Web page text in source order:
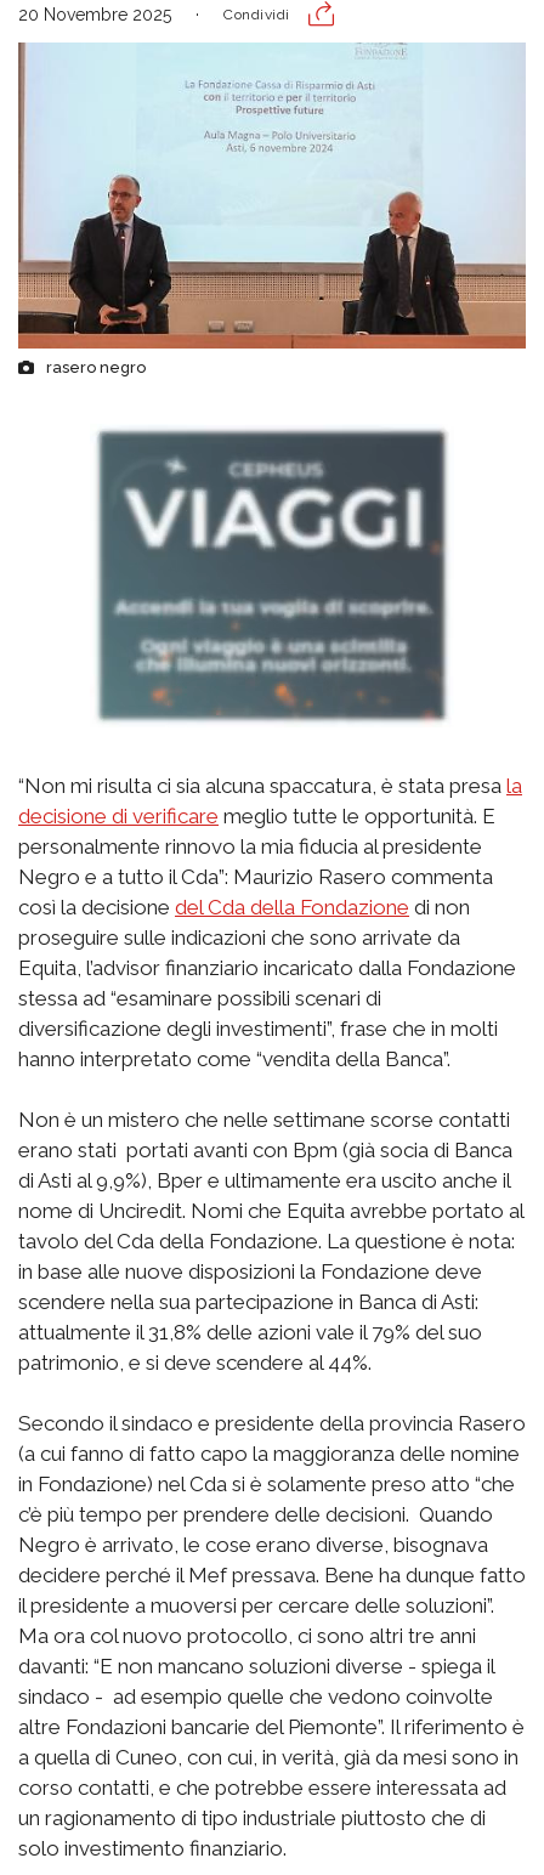
20 Novembre 2025 Condividi
rasero negro
“Non mi risulta ci sia alcuna spaccatura, è stata presa la
decisione di verificare meglio tutte le opportunità. E
personalmente rinnovo la mia fiducia al presidente
Negro e a tutto il Cda”: Maurizio Rasero commenta
così la decisione del Cda della Fondazione di non
proseguire sulle indicazioni che sono arrivate da
Equita, l’advisor finanziario incaricato dalla Fondazione
stessa ad “esaminare possibili scenari di
diversificazione degli investimenti”, frase che in molti
hanno interpretato come “vendita della Banca”.
Non è un mistero che nelle settimane scorse contatti
erano stati portati avanti con Bpm (già socia di Banca
di Asti al 9,9%), Bper e ultimamente era uscito anche il
nome di Unciredit. Nomi che Equita avrebbe portato al
tavolo del Cda della Fondazione. La questione è nota:
in base alle nuove disposizioni la Fondazione deve
scendere nella sua partecipazione in Banca di Asti:
attualmente il 31,8% delle azioni vale il 79% del suo
patrimonio, e si deve scendere al 44%.
Secondo il sindaco e presidente della provincia Rasero
(a cui fanno di fatto capo la maggioranza delle nomine
in Fondazione) nel Cda si è solamente preso atto “che
c’è più tempo per prendere delle decisioni. Quando
Negro è arrivato, le cose erano diverse, bisognava
decidere perché il Mef pressava. Bene ha dunque fatto
il presidente a muoversi per cercare delle soluzioni”.
Ma ora col nuovo protocollo, ci sono altri tre anni
davanti: “E non mancano soluzioni diverse - spiega il
sindaco - ad esempio quelle che vedono coinvolte
altre Fondazioni bancarie del Piemonte”. Il riferimento è
a quella di Cuneo, con cui, in verità, già da mesi sono in
corso contatti, e che potrebbe essere interessata ad
un ragionamento di tipo industriale piuttosto che di
solo investimento finanziario.